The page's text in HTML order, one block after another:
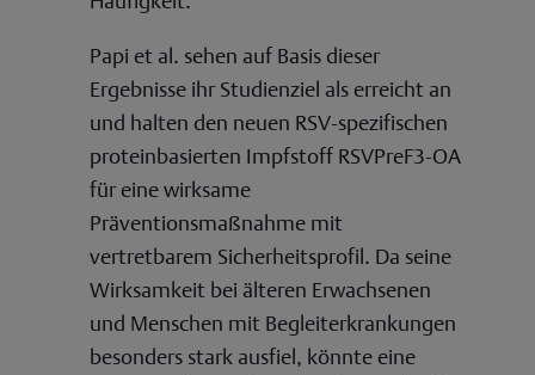
Papi et al. sehen auf Basis dieser
Ergebnisse ihr Studienziel als erreicht an
und halten den neuen RSV-spezifischen
proteinbasierten Impfstoff RSVPreF3-OA
für eine wirksame
Präventionsmaßnahme mit
vertretbarem Sicherheitsprofil. Da seine
Wirksamkeit bei älteren Erwachsenen
und Menschen mit Begleiterkrankungen
besonders stark ausfiel, könnte eine